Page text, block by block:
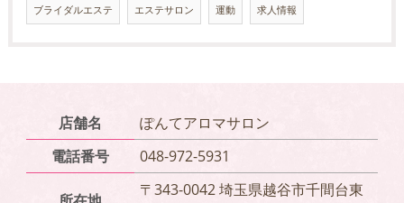
ブライダルエステ エステサロン 運動 求人情報
店舗名
ぽんてアロマサロン
電話番号
048-972-5931
〒343-0042 埼玉県越谷市千間台東